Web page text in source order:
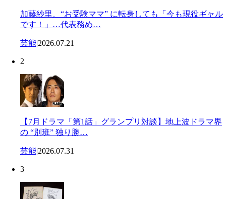
加藤紗里、“お受験ママ” に転身しても「今も現役ギャル
です！」…代表務め…
芸能|2026.07.21
2
【7月ドラマ「第1話」グランプリ対談】地上波ドラマ界
の “別班” 独り勝…
芸能|2026.07.31
3